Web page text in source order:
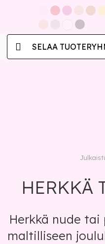
SELAA
HERKKÄ
Herkkä nude
maltilliseen